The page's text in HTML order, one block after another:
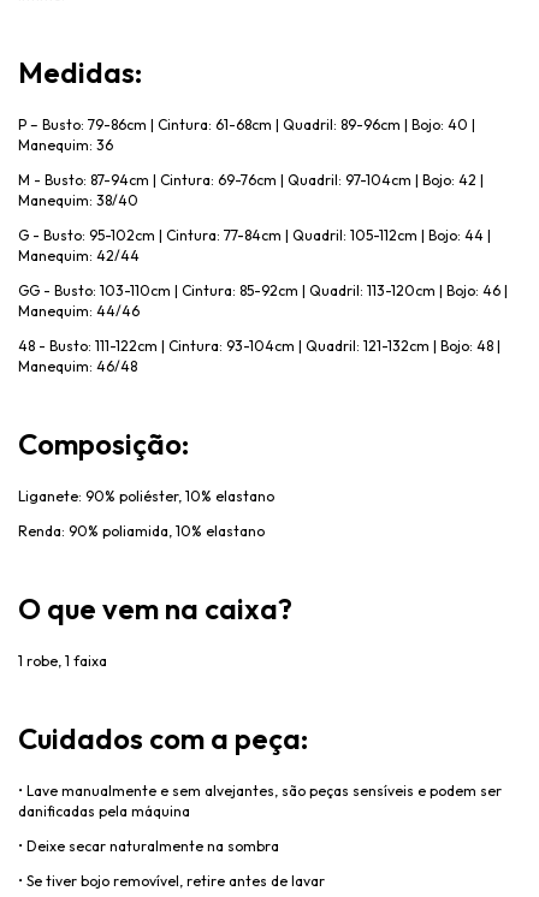
Medidas:
P – Busto: 79-86cm | Cintura: 61-68cm | Quadril: 89-96cm | Bojo: 40 |
Manequim: 36
M - Busto: 87-94cm | Cintura: 69-76cm | Quadril: 97-104cm | Bojo: 42 |
Manequim: 38/40
G - Busto: 95-102cm | Cintura: 77-84cm | Quadril: 105-112cm | Bojo: 44 |
Manequim: 42/44
GG - Busto: 103-110cm | Cintura: 85-92cm | Quadril: 113-120cm | Bojo: 46 |
Manequim: 44/46
48 - Busto: 111-122cm | Cintura: 93-104cm | Quadril: 121-132cm | Bojo: 48 |
Manequim: 46/48
Composição:
Liganete: 90% poliéster, 10% elastano
Renda: 90% poliamida, 10% elastano
O que vem na caixa?
1 robe, 1 faixa
Cuidados com a peça:
• Lave manualmente e sem alvejantes, são peças sensíveis e podem ser
danificadas pela máquina
• Deixe secar naturalmente na sombra
• Se tiver bojo removível, retire antes de lavar